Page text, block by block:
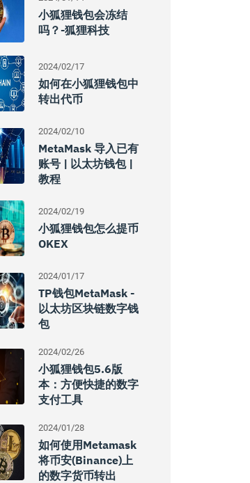
小狐狸钱包会冻结
吗？-狐狸科技
2024/02/17
如何在小狐狸钱包中
转出代币
2024/02/10
MetaMask 导入已有
账号 | 以太坊钱包 |
教程
2024/02/19
小狐狸钱包怎么提币
OKEX
2024/01/17
TP钱包MetaMask -
以太坊区块链数字钱
包
2024/02/26
小狐狸钱包5.6版
本：方便快捷的数字
支付工具
2024/01/28
如何使用Metamask
将币安(Binance)上
的数字货币转出